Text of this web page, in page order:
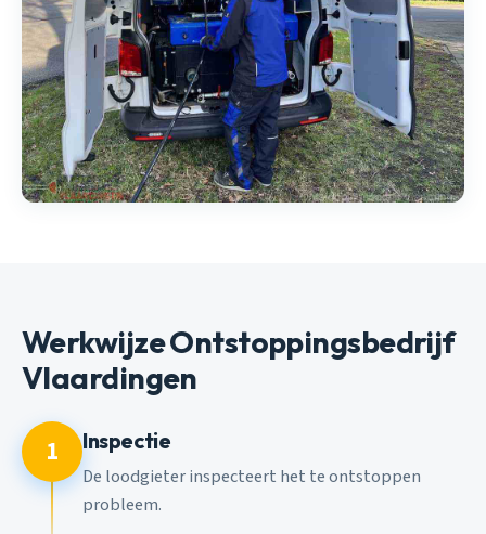
Werkwijze Ontstoppingsbedrijf
Vlaardingen
1 Inspectie
De loodgieter inspecteert het te ontstoppen
probleem.